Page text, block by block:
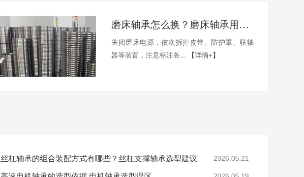
磨床轴承怎么换？磨床轴承用哪家的比较好？
关闭磨床电源，依次拆掉皮带、防护罩、联轴
器等装置，注意标注各...
【详情+】
丝杠轴承的组合装配方式有哪些？丝杠支撑轴承选型建议 2026.05.21